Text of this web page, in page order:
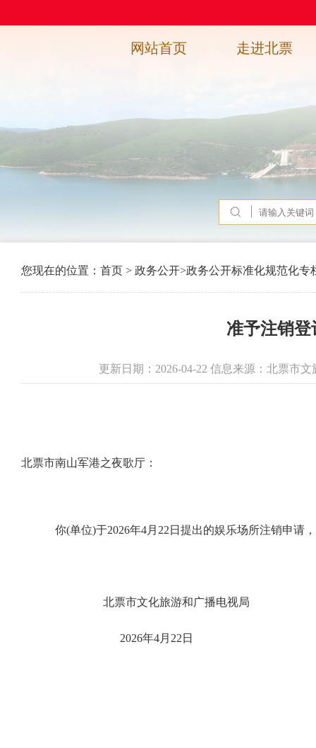
网站首页 走进北票
您现在的位置： 首页 > 政务公开>政务公开标准化规范化专
准予注销登
更新日期：2026-04-22 信息来源：北票市
北票市南山军港之夜歌厅：
你(单位)于2026年4月22日提出的娱乐场所注销申请
北票市文化旅游和广播电视局
2026年4月22日